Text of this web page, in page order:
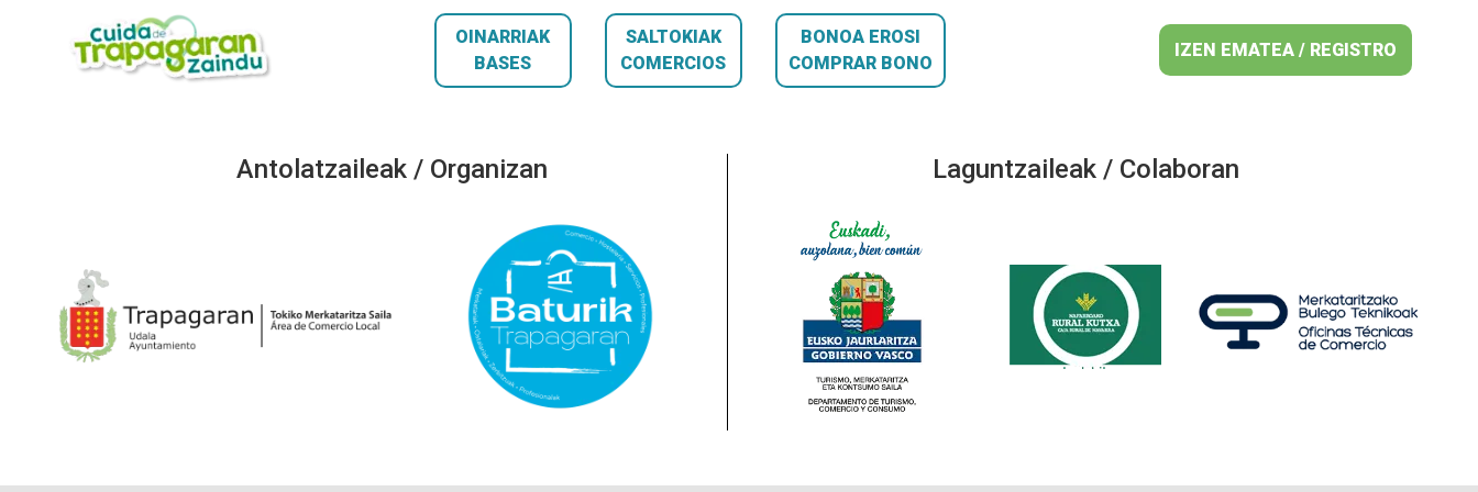
OINARRIAK
BASES
SALTOKIAK
COMERCIOS
BONOA EROSI
COMPRAR BONO
IZEN EMATEA / REGISTRO
Antolatzaileak / Organizan Laguntzaileak / Colaboran